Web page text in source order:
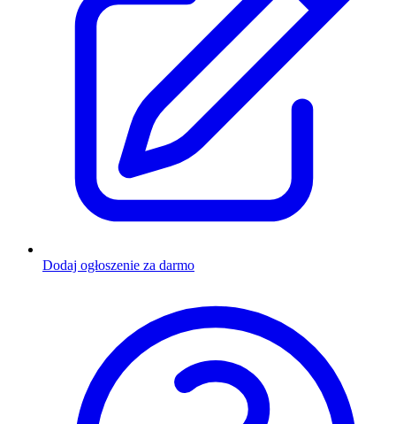
Dodaj ogłoszenie za darmo